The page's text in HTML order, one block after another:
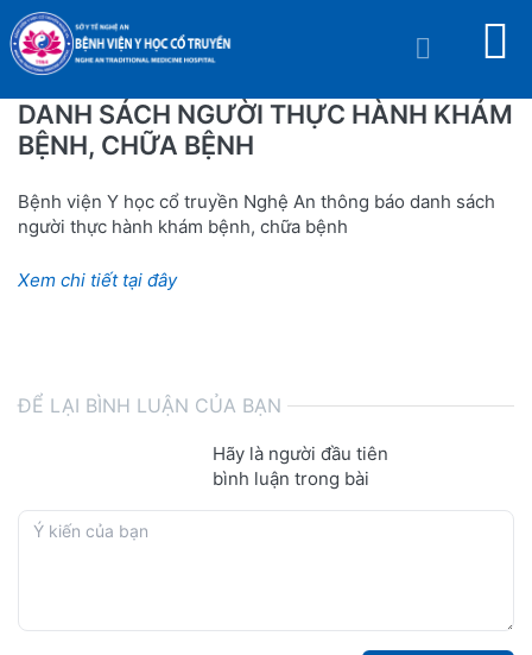
DANH SÁCH NGƯỜI THỰC HÀNH KHÁM
BỆNH, CHỮA BỆNH
Bệnh viện Y học cổ truyền Nghệ An thông báo danh sách
người thực hành khám bệnh, chữa bệnh
Xem chi tiết tại đây
ĐỂ LẠI BÌNH LUẬN CỦA BẠN
Hãy là người đầu tiên
bình luận trong bài